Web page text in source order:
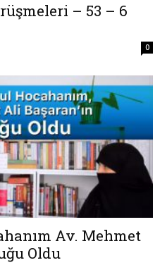
– 53 – 6
0
Av. Mehmet
Oldu